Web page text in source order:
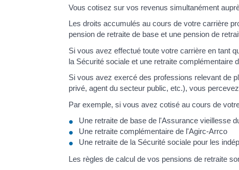
Vous cotisez sur vos revenus simultanément
Les droits accumulés au cours de votre carrière
pension de retraite de base et une pension de
Si vous avez effectué toute votre carrière en tant
la Sécurité sociale et une retraite
Si vous avez exercé des professions relevant de
privé, agent du secteur public, etc.), vous
Par exemple, si vous avez cotisé au cours de
Une retraite de base de l'Assurance vieillesse
Une retraite complémentaire de l'Agirc-Arrco
Une retraite de la Sécurité sociale pour les
Les règles de calcul de vos pensions de retraite